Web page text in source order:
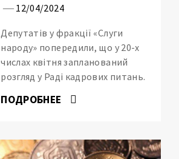
12/04/2024
Депутатів у фракції «Слуги
народу» попередили, що у 20-х
числах квітня запланований
розгляд у Раді кадрових питань.
ПОДРОБНЕЕ